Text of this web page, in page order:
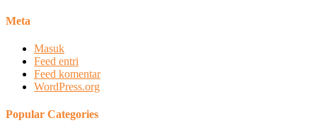
Meta
Masuk
Feed entri
Feed komentar
WordPress.org
Popular Categories